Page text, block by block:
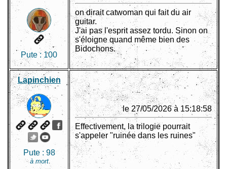
Pute : 100
on dirait catwoman qui fait du air
guitar.
J'ai pas l'esprit assez tordu. Sinon on
s'éloigne quand même bien des
Bidochons.
Lapinchien
Pute : 98
à mort
le 27/05/2026 à 15:18:58
Effectivement, la trilogie pourrait
s'appeler "ruinée dans les ruines"